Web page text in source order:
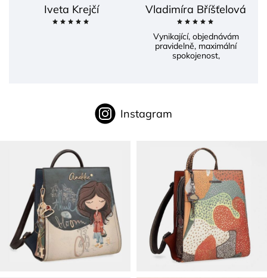
Iveta Krejčí Vladimíra Bříšťelová
Vynikající, objednávám
pravidelně, maximální
spokojenost,
Instagram